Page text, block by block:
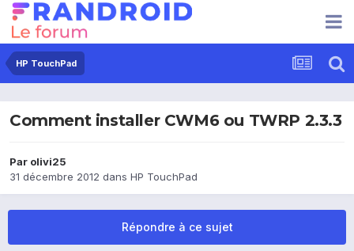
HP TouchPad
Comment installer CWM6 ou TWRP 2.3.3
Par olivi25
31 décembre 2012 dans HP TouchPad
Répondre à ce sujet